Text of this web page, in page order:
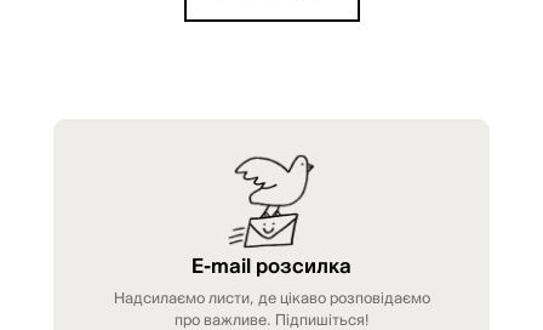
E-mail розсилка
Надсилаємо листи, де цікаво розповідаємо
про важливе. Підпишіться!